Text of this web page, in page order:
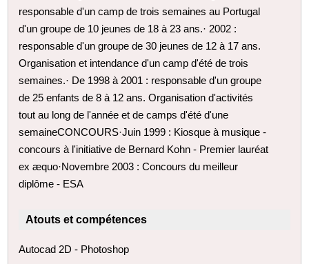
responsable d'un camp de trois semaines au Portugal
d'un groupe de 10 jeunes de 18 à 23 ans.· 2002 :
responsable d'un groupe de 30 jeunes de 12 à 17 ans.
Organisation et intendance d'un camp d'été de trois
semaines.· De 1998 à 2001 : responsable d'un groupe
de 25 enfants de 8 à 12 ans. Organisation d'activités
tout au long de l'année et de camps d'été d'une
semaineCONCOURS·Juin 1999 : Kiosque à musique -
concours à l'initiative de Bernard Kohn - Premier lauréat
ex æquo·Novembre 2003 : Concours du meilleur
diplôme - ESA
Atouts et compétences
Autocad 2D - Photoshop